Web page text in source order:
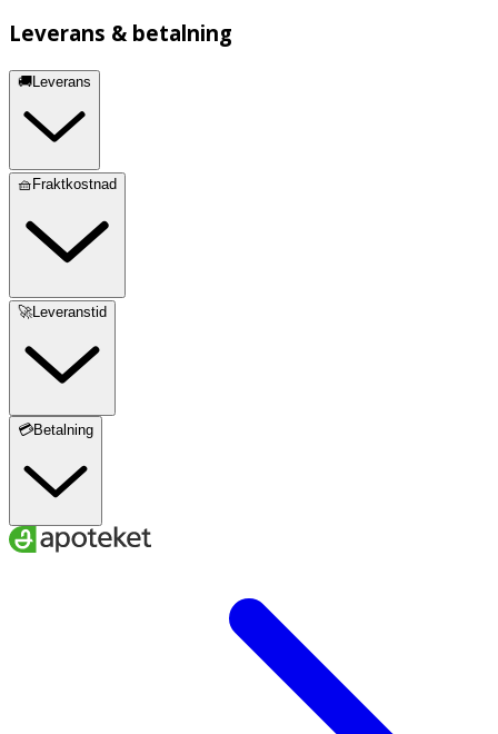
Leverans & betalning
🚚Leverans
🧺Fraktkostnad
🚀Leveranstid
💳Betalning